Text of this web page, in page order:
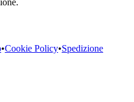
•Cookie Policy•Spedizione